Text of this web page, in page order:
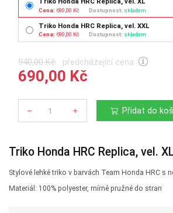
Cena: 690,00 Kč Dostupnost: skladem
Triko Honda HRC Replica, vel. XXL
Cena: 690,00 Kč Dostupnost: skladem
940,00 Kč předcházející cena
690,00 Kč
Počet Přidat do
Triko Honda HRC Replica, vel.
Stylové lehké triko v barvách Team Honda HRC s
Materiál: 100% polyester, mírně pružné do stran